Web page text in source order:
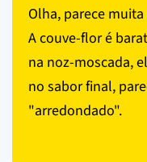
Olha, parece
A couve-flor é
na noz-moscada,
no sabor final,
"arredondado".